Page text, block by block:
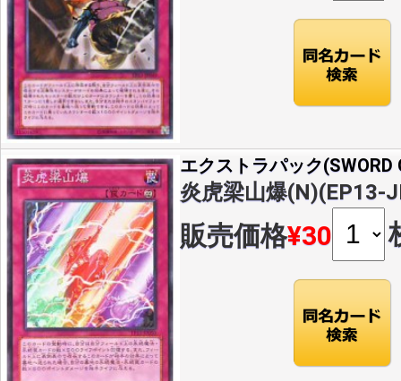
エクストラパック(SWORD
炎虎梁山爆(N)(EP13-
販売価格¥30